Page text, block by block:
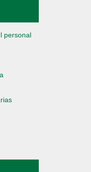
personal